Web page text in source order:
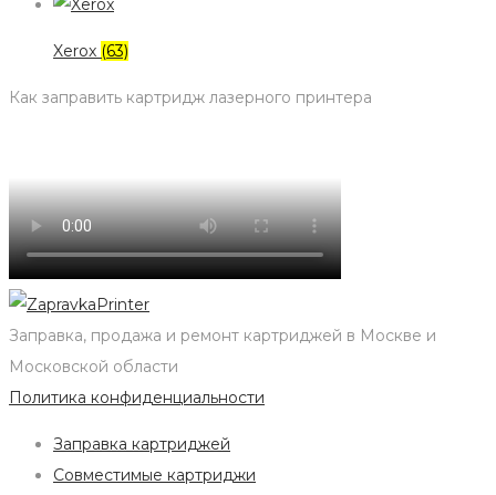
Xerox (63)
Как заправить картридж лазерного принтера
Заправка, продажа и ремонт картриджей в Москве и
Московской области
Политика конфиденциальности
Заправка картриджей
Совместимые картриджи